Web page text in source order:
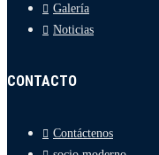
Galería
Noticias
CONTACTO
Contáctenos